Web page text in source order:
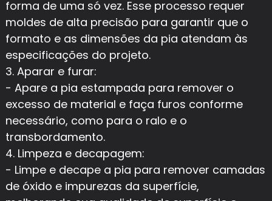
forma de uma só vez. Esse processo requer
moldes de alta precisão para garantir que o
formato e as dimensões da pia atendam às
especificações do projeto.
3. Aparar e furar:
- Apare a pia estampada para remover o
excesso de material e faça furos conforme
necessário, como para o ralo e o
transbordamento.
4. Limpeza e decapagem:
- Limpe e decape a pia para remover camadas
de óxido e impurezas da superfície,